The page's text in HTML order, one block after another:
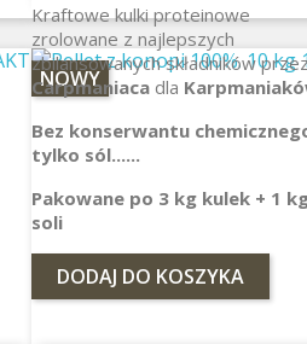
Kraftowe kulki proteinowe
zrolowane z najlepszych
zbilansowanych składników
Carpmaniaca dla
Bez konserwantu
tylko sól......
Pakowane po 3 kg kulek + 1
soli
DODAJ DO KOSZYKA
NOWY